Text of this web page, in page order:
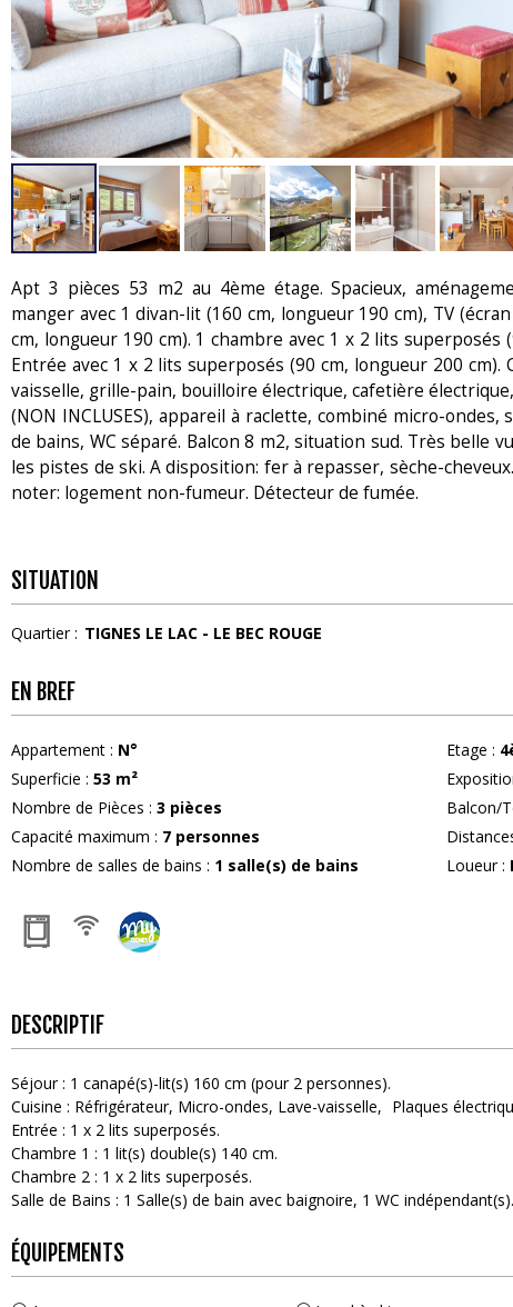
Apt 3 pièces 53 m2 au 4ème étage. Spacieux,
manger avec 1 divan-lit (160 cm, longueur 190 cm), TV
cm, longueur 190 cm). 1 chambre avec 1 x 2 lits superposés
Entrée avec 1 x 2 lits superposés (90 cm, longueur 200 cm).
vaisselle, grille-pain, bouilloire électrique, cafetière
(NON INCLUSES), appareil à raclette, combiné micro-
de bains, WC séparé. Balcon 8 m2, situation sud. Très belle
les pistes de ski. A disposition: fer à repasser, sèche-
noter: logement non-fumeur. Détecteur de fumée.
SITUATION
Quartier : TIGNES LE LAC - LE BEC ROUGE
EN BREF
Appartement : N°
Superficie : 53 m²
Nombre de Pièces : 3 pièces
Capacité maximum : 7 personnes
Nombre de salles de bains : 1 salle(s) de bains
Etage :
Balcon/
Loueur:
DESCRIPTIF
Séjour: 1 canapé(s)-lit(s) 160 cm (pour 2 personnes)
Cuisine : Réfrigérateur Micro-ondes Lave-vaisselle
Plaques
Entrée : 1 x 2 lits superposés
Chambre 1 : 1 lit(s) double(s) 140 cm
Chambre 2 : 1 x 2 lits superposés
Salle de Bains : 1 Salle(s) de bain avec baignoire 1 WC indépendant(s)
ÉQUIPEMENTS